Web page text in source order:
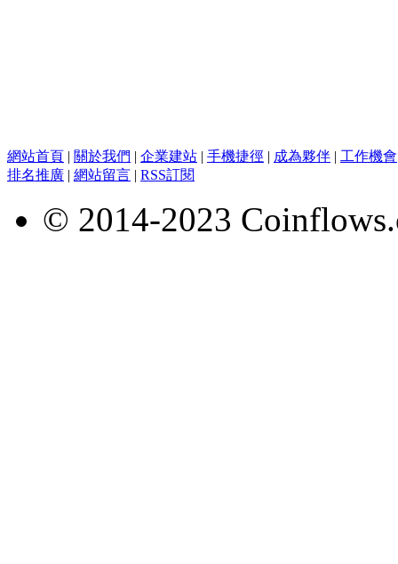
網站首頁 | 關於我們 | 企業建站 | 手機捷徑 | 成為夥伴 | 工作機會
排名推廣 | 網站留言 | RSS訂閱
© 2014-2023